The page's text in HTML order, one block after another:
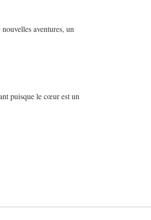
aventures, un
puisque le cœur est un